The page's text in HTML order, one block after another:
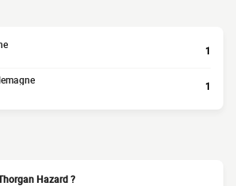
1
1
Hazard ?